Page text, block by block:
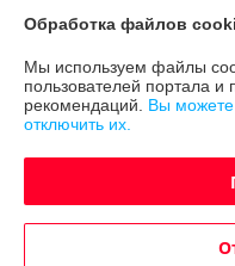
Доставка и оплата
График работы
Политика обработки
Сайт создан на
Обработка файлов
Мы используем файлы
пользователей портала
рекомендаций. Вы
отключить их.